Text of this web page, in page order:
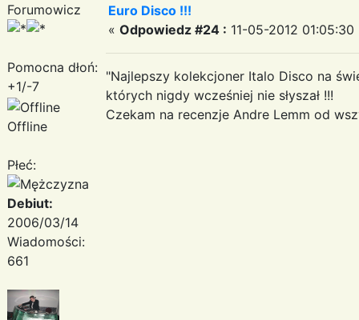
Forumowicz
Pomocna dłoń:
+1/-7
Offline
Płeć:
Debiut:
2006/03/14
Wiadomości:
661
Euro Disco !!!
« Odpowiedz #24 : 11-05-2012 01:05:30
"Najlepszy kolekcjoner Italo Disco na
których nigdy wcześniej nie słyszał !!!
Czekam na recenzje Andre Lemm od